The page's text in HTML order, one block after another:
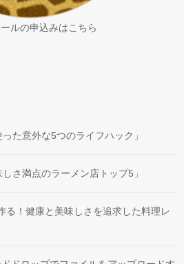
ルの申込みはこちら
った意外な5つのライフハック」
しさ満点のラーメン店トップ5」
る！健康と美味しさを追求した料理レ